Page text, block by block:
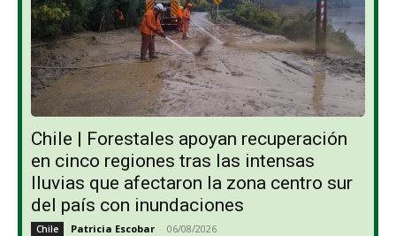
Chile | Forestales apoyan recuperación
en cinco regiones tras las intensas
lluvias que afectaron la zona centro sur
del país con inundaciones
Chile Patricia Escobar - 06/08/2026